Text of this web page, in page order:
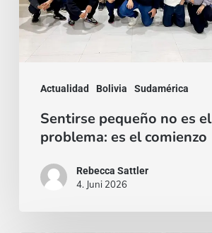
Actualidad Bolivia Sudamérica
el
problema:
Sentirse pequeño no es el
problema: es el comienzo
Rebecca Sattler
4. Juni 2026